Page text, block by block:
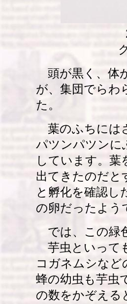
頭が黒く、体
が、集団でらわ
た。
葉のふちには
パツンパツンに
しています。葉
出てきたのだと
と孵化を確認し
の卵だったよう
では、この緑
芋虫といって
コガネムシなど
蜂の幼虫も芋虫
の数をかぞえる